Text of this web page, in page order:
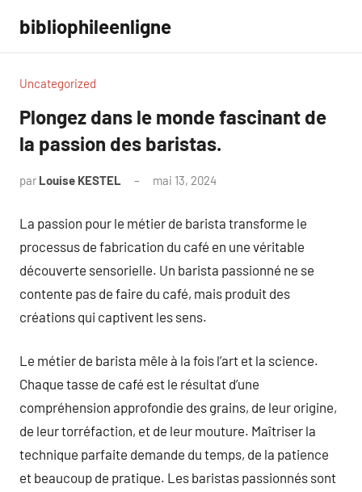
contenu
bibliophileenligne
Uncategorized
Plongez dans le monde fascinant de
la passion des baristas.
par Louise KESTEL mai 13, 2024
La passion pour le métier de barista transforme le
processus de fabrication du café en une véritable
découverte sensorielle. Un barista passionné ne se
contente pas de faire du café, mais produit des
créations qui captivent les sens.
Le métier de barista mêle à la fois l’art et la science.
Chaque tasse de café est le résultat d’une
compréhension approfondie des grains, de leur origine,
de leur torréfaction, et de leur mouture. Maîtriser la
technique parfaite demande du temps, de la patience
et beaucoup de pratique. Les baristas passionnés sont